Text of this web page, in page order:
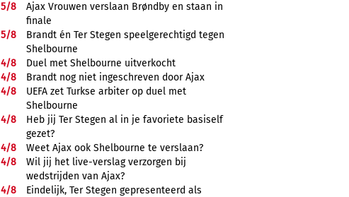
5/8
Ajax Vrouwen verslaan Brøndby en staan in
finale
5/8
Brandt én Ter Stegen speelgerechtigd tegen
Shelbourne
4/8
Duel met Shelbourne uitverkocht
4/8
Brandt nog niet ingeschreven door Ajax
4/8
UEFA zet Turkse arbiter op duel met
Shelbourne
4/8
Heb jij Ter Stegen al in je favoriete basiself
gezet?
4/8
Weet Ajax ook Shelbourne te verslaan?
4/8
Wil jij het live-verslag verzorgen bij
wedstrijden van Ajax?
4/8
Eindelijk, Ter Stegen gepresenteerd als